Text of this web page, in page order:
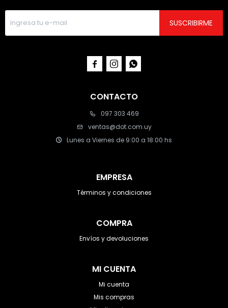
CONTACTO
097 303 469
ventas@dot.com.uy
Lunes a Viernes de 9:00 a 18:00 hs
EMPRESA
Términos y condiciones
COMPRA
Envíos y devoluciones
MI CUENTA
Mi cuenta
Mis compras
SUSCRIBIRME
  